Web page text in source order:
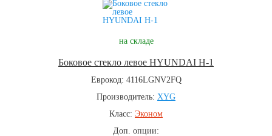
на складе
Боковое стекло левое HYUNDAI H-1
Еврокод: 4116LGNV2FQ
Производитель: XYG
Класс: Эконом
Доп. опции: